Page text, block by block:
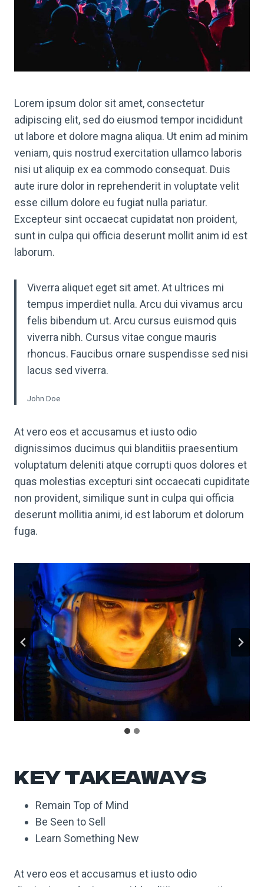
Lorem ipsum dolor sit amet, consectetur
adipiscing elit, sed do eiusmod tempor incididunt
ut labore et dolore magna aliqua. Ut enim ad minim
veniam, quis nostrud exercitation ullamco laboris
nisi ut aliquip ex ea commodo consequat. Duis
aute irure dolor in reprehenderit in voluptate velit
esse cillum dolore eu fugiat nulla pariatur.
Excepteur sint occaecat cupidatat non proident,
sunt in culpa qui officia deserunt mollit anim id est
laborum.
Viverra aliquet eget sit amet. At ultrices mi
tempus imperdiet nulla. Arcu dui vivamus arcu
felis bibendum ut. Arcu cursus euismod quis
viverra nibh. Cursus vitae congue mauris
rhoncus. Faucibus ornare suspendisse sed nisi
lacus sed viverra.
John Doe
At vero eos et accusamus et iusto odio
dignissimos ducimus qui blanditiis praesentium
voluptatum deleniti atque corrupti quos dolores et
quas molestias excepturi sint occaecati cupiditate
non provident, similique sunt in culpa qui officia
deserunt mollitia animi, id est laborum et dolorum
fuga.
KEY TAKEAWAYS
Remain Top of Mind
Be Seen to Sell
Learn Something New
At vero eos et accusamus et iusto odio